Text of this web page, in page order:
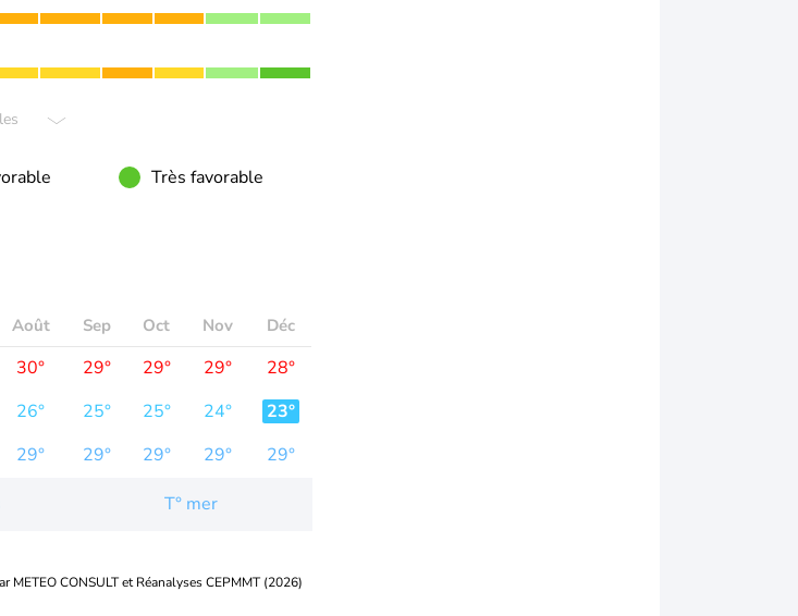
Très favorable
Août Sep Oct Nov Déc
30° 29° 29° 29°
28°
26° 25° 25° 24°
23°
29° 29° 29° 29° 29°
T° mer
METEO CONSULT et Réanalyses CEPMMT (2026)